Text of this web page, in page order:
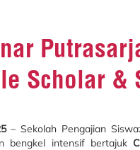
Scholar &
– Sekolah Pengajian
bengkel intensif bertajuk